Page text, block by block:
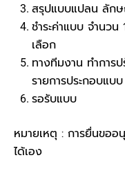
สรุปแบบแปลน ลักษ
ชำระค่าแบบ จำนว
เลือก
ทางทีมงาน ทำการ
รายการประกอบแบ
รอรับแบบ
หมายเหตุ : การยื่นขออ
ได้เอง